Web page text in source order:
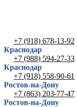
+7 (918) 678-13-92
Краснодар
+7 (988) 594-27-33
Краснодар
+7 (918) 558-90-61
Ростов-на-Дону
+7 (863) 203-77-47
Ростов-на-Дону